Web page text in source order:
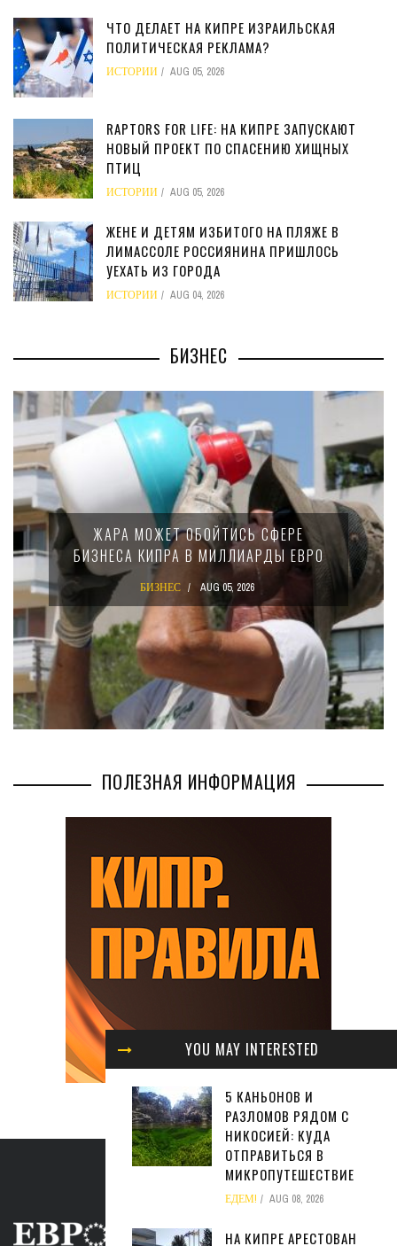
YOU MAY INTERESTED
5 КАНЬОНОВ И
РАЗЛОМОВ РЯДОМ С
НИКОСИЕЙ: КУДА
ОТПРАВИТЬСЯ В
МИКРОПУТЕШЕСТВИЕ
ЕДЕМ! AUG 08, 2026
НА КИПРЕ АРЕСТОВАН
ЧТО ДЕЛАЕТ НА КИПРЕ ИЗРАИЛЬСКАЯ
ПОЛИТИЧЕСКАЯ РЕКЛАМА?
ИСТОРИИ AUG 05, 2026
RAPTORS FOR LIFE: НА КИПРЕ ЗАПУСКАЮТ
НОВЫЙ ПРОЕКТ ПО СПАСЕНИЮ ХИЩНЫХ
ПТИЦ
ИСТОРИИ AUG 05, 2026
ЖЕНЕ И ДЕТЯМ ИЗБИТОГО НА ПЛЯЖЕ В
ЛИМАССОЛЕ РОССИЯНИНА ПРИШЛОСЬ
УЕХАТЬ ИЗ ГОРОДА
ИСТОРИИ AUG 04, 2026
БИЗНЕС
ЖАРА МОЖЕТ ОБОЙТИСЬ СФЕРЕ
БИЗНЕСА КИПРА В МИЛЛИАРДЫ ЕВРО
БИЗНЕС AUG 05, 2026
ПОЛЕЗНАЯ ИНФОРМАЦИЯ